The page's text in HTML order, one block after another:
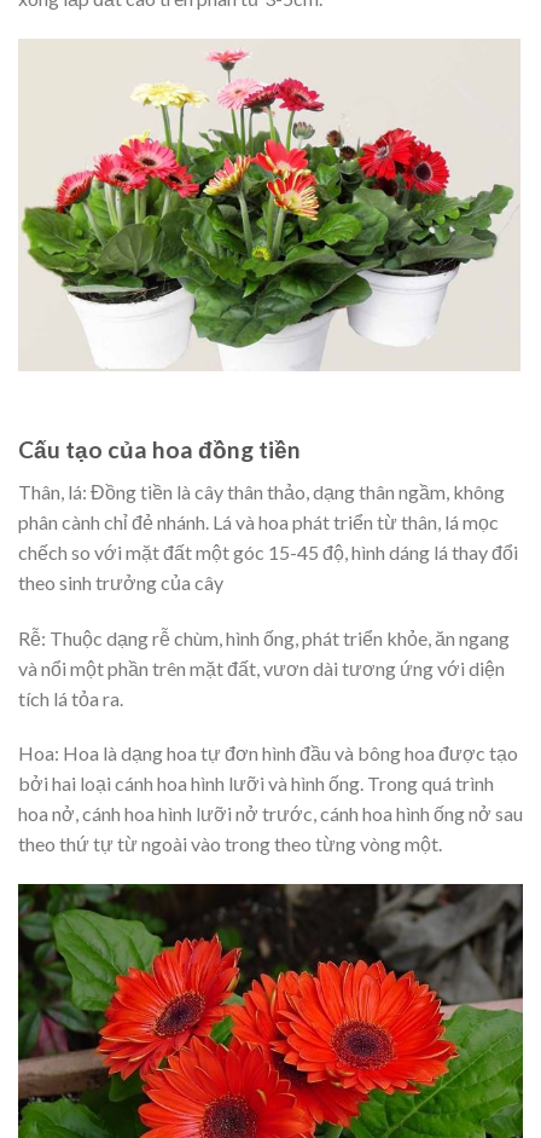
Cấu tạo của hoa đồng tiền
Thân, lá: Đồng tiền là cây thân thảo, dạng thân ngầm, không
phân cành chỉ đẻ nhánh. Lá và hoa phát triển từ thân, lá mọc
chếch so với mặt đất một góc 15-45 độ, hình dáng lá thay đổi
theo sinh trưởng của cây
Rễ: Thuộc dạng rễ chùm, hình ống, phát triển khỏe, ăn ngang
và nổi một phần trên mặt đất, vươn dài tương ứng với diện
tích lá tỏa ra.
Hoa: Hoa là dạng hoa tự đơn hình đầu và bông hoa được tạo
bởi hai loại cánh hoa hình lưỡi và hình ống. Trong quá trình
hoa nở, cánh hoa hình lưỡi nở trước, cánh hoa hình ống nở sau
theo thứ tự từ ngoài vào trong theo từng vòng một.